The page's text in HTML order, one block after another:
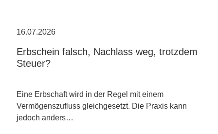
16.07.2026
Erbschein falsch, Nachlass weg, trotzdem
Steuer?
Eine Erbschaft wird in der Regel mit einem
Vermögenszufluss gleichgesetzt. Die Praxis kann
jedoch anders…